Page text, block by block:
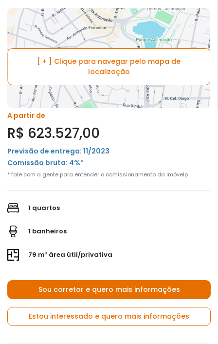
[ + ] Clique para navegar pelo mapa de
localização
A partir de
R$ 623.527,00
Previsão de entrega: 11/2023
Comissão bruta: 4%*
* fale com a gente para entender o comissionamento da Imóvelp
1 quartos
1 banheiros
79 m² área útil/privativa
Sou corretor e quero mais informações
Estou interessado e quero mais informações